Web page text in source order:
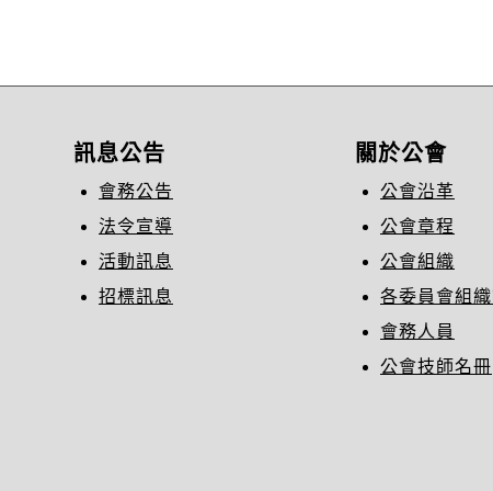
訊息公告
會務公告
法令宣導
活動訊息
招標訊息
關於公會
公會沿革
公會章程
公會組織
各委員會組織
會務人員
公會技師名冊